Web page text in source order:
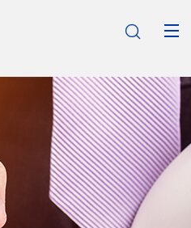
